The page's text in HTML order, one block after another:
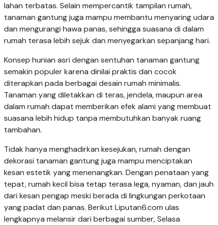
lahan terbatas. Selain mempercantik tampilan rumah,
tanaman gantung juga mampu membantu menyaring udara
dan mengurangi hawa panas, sehingga suasana di dalam
rumah terasa lebih sejuk dan menyegarkan sepanjang hari.
Konsep hunian asri dengan sentuhan tanaman gantung
semakin populer karena dinilai praktis dan cocok
diterapkan pada berbagai desain rumah minimalis.
Tanaman yang diletakkan di teras, jendela, maupun area
dalam rumah dapat memberikan efek alami yang membuat
suasana lebih hidup tanpa membutuhkan banyak ruang
tambahan.
Tidak hanya menghadirkan kesejukan, rumah dengan
dekorasi tanaman gantung juga mampu menciptakan
kesan estetik yang menenangkan. Dengan penataan yang
tepat, rumah kecil bisa tetap terasa lega, nyaman, dan jauh
dari kesan pengap meski berada di lingkungan perkotaan
yang padat dan panas. Berikut Liputan6.com ulas
lengkapnya melansir dari berbagai sumber, Selasa